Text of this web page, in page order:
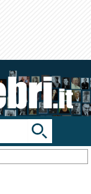
Toggle
search
bar